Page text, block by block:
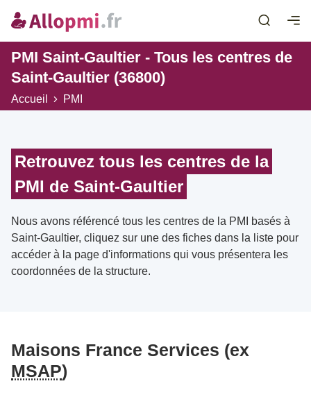
PMI Saint-Gaultier - Tous les centres de
Saint-Gaultier (36800)
Accueil PMI
Retrouvez tous les centres de la
PMI de Saint-Gaultier
Nous avons référencé tous les centres de la PMI basés à
Saint-Gaultier, cliquez sur une des fiches dans la liste pour
accéder à la page d'informations qui vous présentera les
coordonnées de la structure.
Maisons France Services (ex
MSAP)